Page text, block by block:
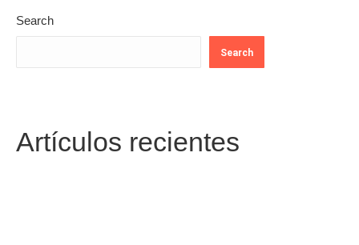
Search
Search
Artículos recientes